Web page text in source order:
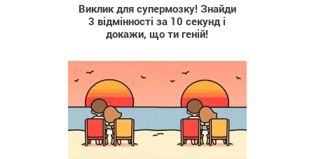
Виклик для супермозку! Знайди
3 відмінності за 10 секунд і
докажи, що ти геній!